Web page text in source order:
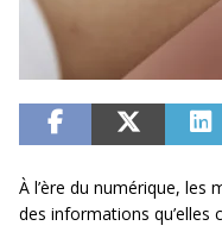
À l’ère du numérique,
des informations qu’elles